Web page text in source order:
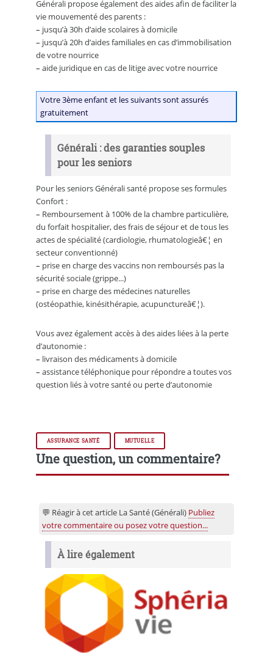
Générali propose également des aides afin de faciliter la
vie mouvementé des parents :
– jusqu’à 30h d’aide scolaires à domicile
– jusqu’à 20h d’aides familiales en cas d’immobilisation
de votre nourrice
– aide juridique en cas de litige avec votre nourrice
Votre 3ème enfant et les suivants sont assurés
gratuitement
Générali : des garanties souples
pour les seniors
Pour les seniors Générali santé propose ses formules
Confort :
– Remboursement à 100% de la chambre particulière,
du forfait hospitalier, des frais de séjour et de tous les
actes de spécialité (cardiologie, rhumatologieâ€¦ en
secteur conventionné)
– prise en charge des vaccins non remboursés pas la
sécurité sociale (grippe...)
– prise en charge des médecines naturelles
(ostéopathie, kinésithérapie, acupunctureâ€¦).
Vous avez également accès à des aides liées à la perte
d’autonomie :
– livraison des médicaments à domicile
– assistance téléphonique pour répondre a toutes vos
question liés à votre santé ou perte d’autonomie
ASSURANCE SANTÉ MUTUELLE
Une question, un commentaire?
💬 Réagir à cet article La Santé (Générali) Publiez
votre commentaire ou posez votre question...
À lire également